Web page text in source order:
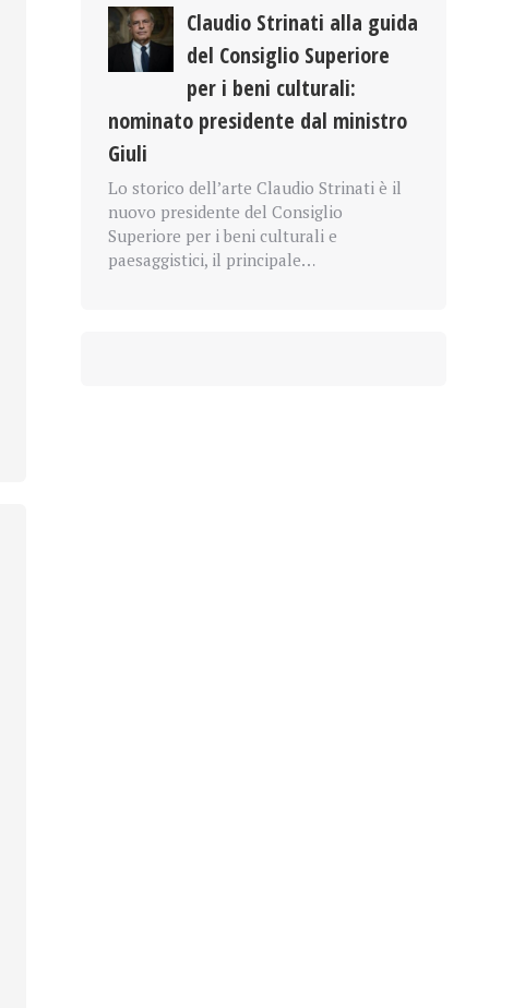
Claudio Strinati alla guida
del Consiglio Superiore
per i beni culturali:
nominato presidente dal ministro
Giuli
Lo storico dell’arte Claudio Strinati è il
nuovo presidente del Consiglio
Superiore per i beni culturali e
paesaggistici, il principale…